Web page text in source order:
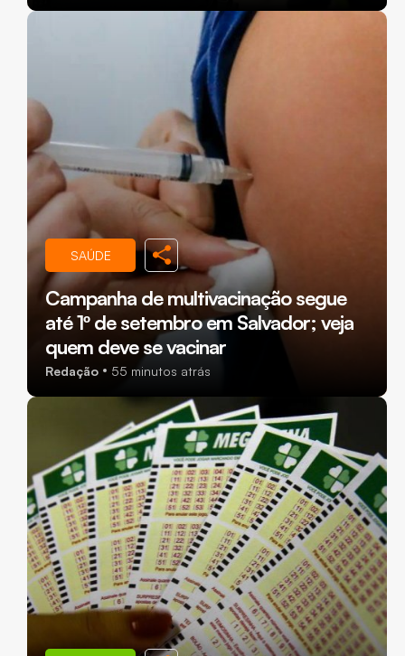
SAÚDE
Campanha de multivacinação segue
até 1º de setembro em Salvador; veja
quem deve se vacinar
Redação 55 minutos atrás